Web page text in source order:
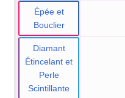
Épée et
Bouclier
Diamant
Étincelant et
Perle
Scintillante